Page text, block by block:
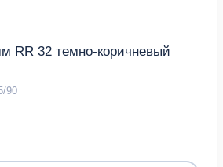
RR 32 темно-коричневый
90